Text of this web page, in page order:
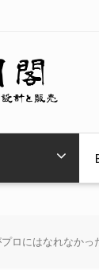
ロにはなれなかっ